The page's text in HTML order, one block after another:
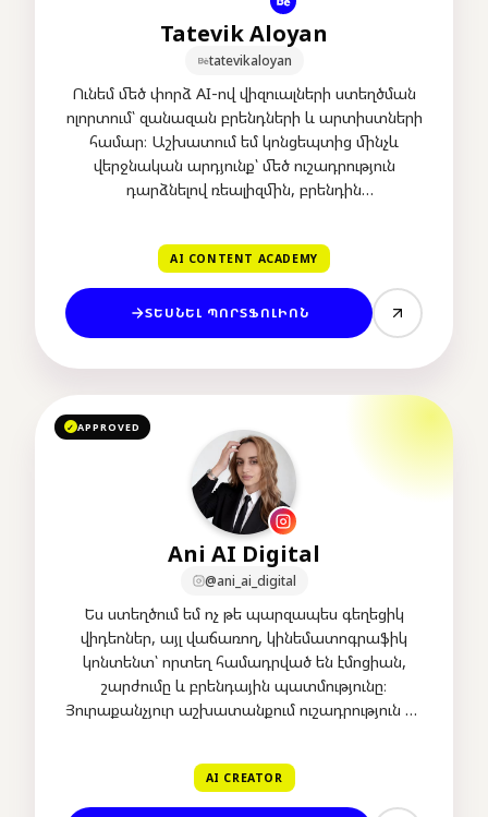
Tatevik Aloyan
tatevikaloyan
Ունեմ մեծ փորձ AI-ով վիզուալների ստեղծման
ոլորտում՝ զանազան բրենդների և արտիստների
համար։ Աշխատում եմ կոնցեպտից մինչև
վերջնական արդյունք՝ մեծ ուշադրություն
դարձնելով ռեալիզմին, բրենդին
AI CONTENT ACADEMY
ՏԵՍՆԵԼ ՊՈՐՏՖՈԼԻՈՆ
✓ APPROVED
Ani AI Digital
@ani_ai_digital
Ես ստեղծում եմ ոչ թե պարզապես գեղեցիկ
վիդեոներ, այլ վաճառող, կինեմատոգրաֆիկ
կոնտենտ՝ որտեղ համադրված են էմոցիան,
շարժումը և բրենդային պատմությունը։
Յուրաքանչյուր աշխատանքում ուշադրություն եմ
AI CREATOR